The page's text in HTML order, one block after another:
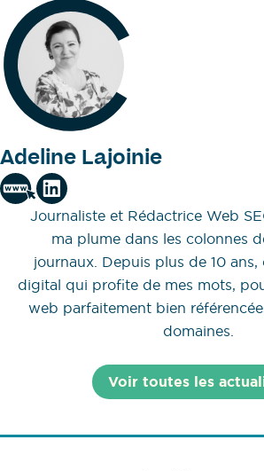
Adeline Lajoinie
Journaliste et Rédactrice Web
ma plume dans les colonnes
journaux. Depuis plus de 10
digital qui profite de mes mots,
web parfaitement bien
domaines.
Voir toutes les